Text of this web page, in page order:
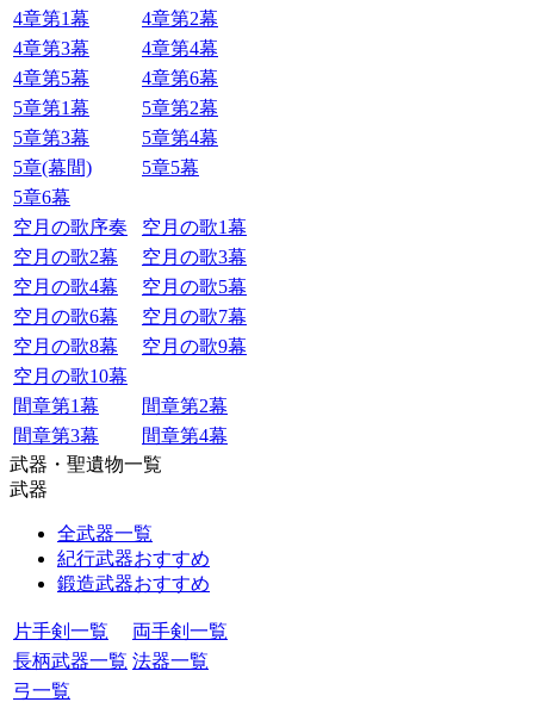
4章第1幕
4章第2幕
4章第3幕
4章第4幕
4章第5幕
4章第6幕
5章第1幕
5章第2幕
5章第3幕
5章第4幕
5章(幕間)
5章5幕
5章6幕
空月の歌序奏
空月の歌1幕
空月の歌2幕
空月の歌3幕
空月の歌4幕
空月の歌5幕
空月の歌6幕
空月の歌7幕
空月の歌8幕
空月の歌9幕
空月の歌10幕
間章第1幕
間章第2幕
間章第3幕
間章第4幕
武器・聖遺物一覧
武器
全武器一覧
紀行武器おすすめ
鍛造武器おすすめ
片手剣一覧
両手剣一覧
長柄武器一覧 法器一覧
弓一覧